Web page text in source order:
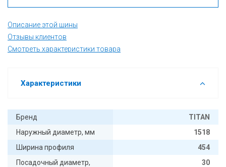
Описание этой шины
Отзывы клиентов
Смотреть характеристики товара
Характеристики
Бренд
TITAN
Наружный диаметр, мм
1518
Ширина профиля
454
Посадочный диаметр,
30